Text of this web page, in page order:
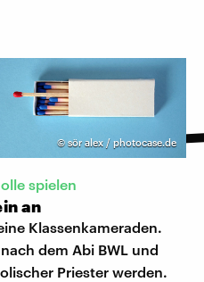
© sör alex / photocase.de
spielen
an
Klassenkameraden.
dem Abi BWL und
Priester werden.